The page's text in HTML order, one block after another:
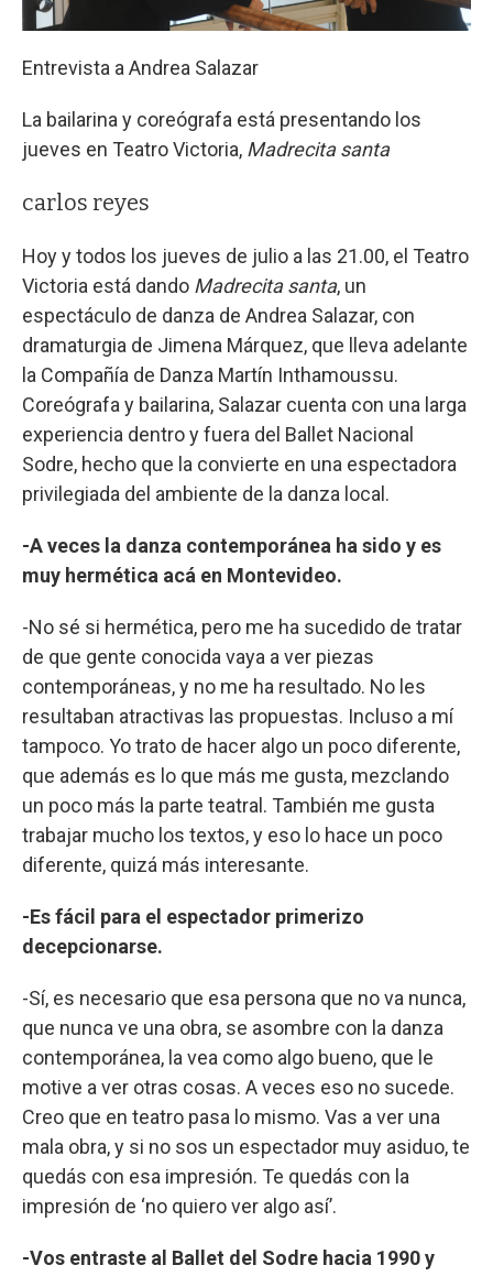
Entrevista a Andrea Salazar
La bailarina y coreógrafa está presentando los
jueves en Teatro Victoria, Madrecita santa
carlos reyes
Hoy y todos los jueves de julio a las 21.00, el Teatro
Victoria está dando Madrecita santa, un
espectáculo de danza de Andrea Salazar, con
dramaturgia de Jimena Márquez, que lleva adelante
la Compañía de Danza Martín Inthamoussu.
Coreógrafa y bailarina, Salazar cuenta con una larga
experiencia dentro y fuera del Ballet Nacional
Sodre, hecho que la convierte en una espectadora
privilegiada del ambiente de la danza local.
-A veces la danza contemporánea ha sido y es
muy hermética acá en Montevideo.
-No sé si hermética, pero me ha sucedido de tratar
de que gente conocida vaya a ver piezas
contemporáneas, y no me ha resultado. No les
resultaban atractivas las propuestas. Incluso a mí
tampoco. Yo trato de hacer algo un poco diferente,
que además es lo que más me gusta, mezclando
un poco más la parte teatral. También me gusta
trabajar mucho los textos, y eso lo hace un poco
diferente, quizá más interesante.
-Es fácil para el espectador primerizo
decepcionarse.
-Sí, es necesario que esa persona que no va nunca,
que nunca ve una obra, se asombre con la danza
contemporánea, la vea como algo bueno, que le
motive a ver otras cosas. A veces eso no sucede.
Creo que en teatro pasa lo mismo. Vas a ver una
mala obra, y si no sos un espectador muy asiduo, te
quedás con esa impresión. Te quedás con la
impresión de ‘no quiero ver algo así’.
-Vos entraste al Ballet del Sodre hacia 1990 y